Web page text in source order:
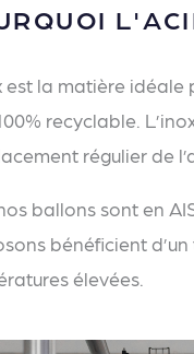
est la matière
recyclable.
régulier de
ballons sont en
bénéficient
élevées.